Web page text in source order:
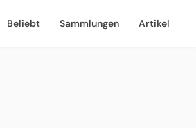
Beliebt Sammlungen Artikel